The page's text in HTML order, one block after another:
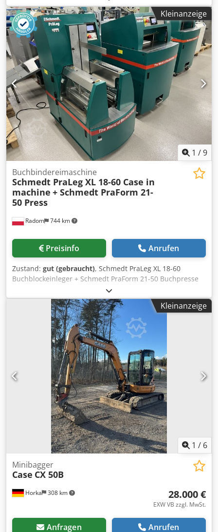
Topfx Aansrf Stiel 3m Bodenplatten 650mm Alle
Hydraulikleitungen (Hammer/Greifer und Rotation)
Hydraulischer Schnellwechsler: OIL Quick OQ90 oder
Lehnhoff HS80 Tieflöffel – 4,55m³ SAE Transportgewicht 69
ton Transportbreite 3.93m Arbeitsbreite (4,14m mit
Aufstiegen) Transporthöhe 4,37m Maschine wurde in
unserer Werkstatt überholt und repariert Bericht auf
Anfrage Große Inspektion erhalten: Alle Öle und Filter,
inklusive 650 liter Hydrauliköl. CASE Deutschland März
2026: Der Motor hat 6 neue Einspritzdüsen (Rechnung auf
Anfrage)
Kleinanzeige
1 /9
Radom 744 km
Buchbindereimaschine
Schmedt PraLeg XL 18-60 Case in
machine + Schmedt PraForm 21-
50 Press
Preisinfo Anrufen
Zustand: gut (gebraucht), Schmedt PraLeg XL 18-60
Buchblockeinleger + Schmedt PraForm 21-50 Buchpresse
Baujahr 2022. Schmedt PraLeg XL 18-60 Buchhänger Die
Maschine ist in gutem Zustand und sofort einsatzbereit.
Das Gerät hängt einen Buchblock in einen vorbereiteten
Hardcover-Einband ein. Zwei Leimwerke, stufenlose
Einstellung der Leimstärke. Format: Blockhöhe: 80 – 450
mm Blockbreite: 110 – 450 mm Blockstärke: 2 – 80 mm
Leistung: ca. 200 – 300 Stück/h Cjdozdazbopfx Aanerf
Stromanschluss: 230 V Gewicht: 300 kg Hergestellt in
Deutschland. Schmedt PraForm 21-50 Buchpresse
Buchpresse mit Rillenschneider. Hergestellt bei Schmedt,
Deutschland. Die Maschine befindet sich in sehr gutem
Zustand und ist sofort einsatzbereit. Technische Daten:
Maximales Format: 420 x 520 x 100 mm Gewicht: 220 kg
Stromanschluss: 230 V + Druckluft. Der Preis gilt für das
Set aus beiden Maschinen.
Kleinanzeige
1 / 6
Horka 308 km
Minibagger
Case CX 50B
28.000 €
EXW VB zzgl. MwSt.
Anfragen Anrufen